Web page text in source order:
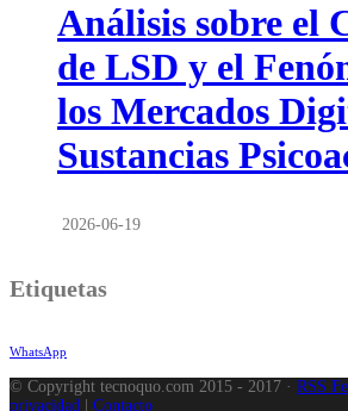
Análisis sobre el
de LSD y el
los Mercados
Sustancias
2026-06-19
Etiquetas
WhatsApp
© Copyright tecnoquo.com 2015 - 2017 · RSS
privacidad
Contacto